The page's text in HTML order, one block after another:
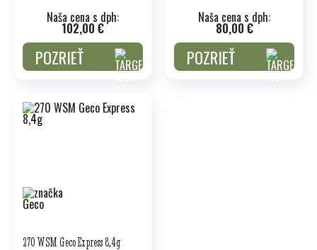
Naša cena s dph:
102,00 €
POZRIEŤ
Naša cena s dph:
80,00 €
POZRIEŤ
270 WSM Geco Express 8,4g